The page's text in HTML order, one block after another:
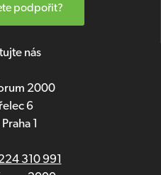
podpořit?
nás
2000
6
1
310 991